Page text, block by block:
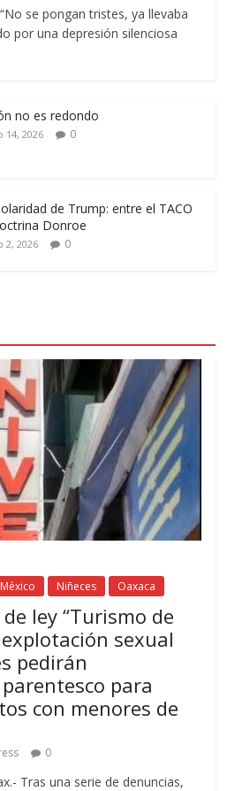
se pongan tristes, ya llevaba
por una depresión silenciosa
no es redondo
14, 2026 0
de Trump: entre el TACO
Donroe
2, 2026 0
México Niñeces Oaxaca
ley “Turismo de
sexual
pedirán
para
con menores de
0
Tras una serie de denuncias,